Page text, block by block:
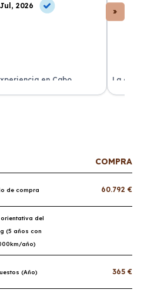
2026
en Cabo
condiciones y sin
La
de
COMPRA
de compra 60.792 €
del
(5 años con
año)
(Año) 365 €